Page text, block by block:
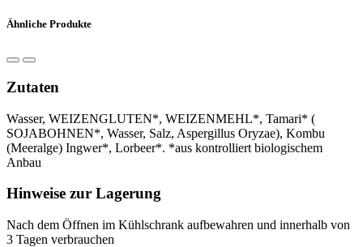
Ähnliche Produkte
Zutaten
Wasser, WEIZENGLUTEN*, WEIZENMEHL*, Tamari* (
SOJABOHNEN*, Wasser, Salz, Aspergillus Oryzae), Kombu
(Meeralge) Ingwer*, Lorbeer*. *aus kontrolliert biologischem
Anbau
Hinweise zur Lagerung
Nach dem Öffnen im Kühlschrank aufbewahren und innerhalb von
3 Tagen verbrauchen